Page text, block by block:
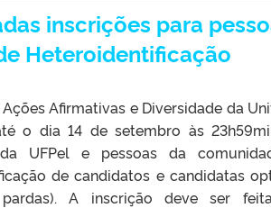
inscrições para
Heteroidentificação
Afirmativas e Diversidade da
o dia 14 de setembro às
UFPel e pessoas da
de candidatos e candidatas
A inscrição deve ser